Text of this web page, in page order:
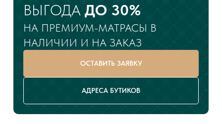
ВЫГОДА ДО 30%
НА ПРЕМИУМ-МАТРАСЫ В
НАЛИЧИИ И НА ЗАКАЗ
ОСТАВИТЬ ЗАЯВКУ
АДРЕСА БУТИКОВ